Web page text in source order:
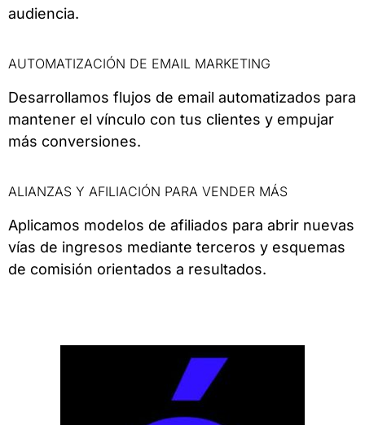
audiencia.
AUTOMATIZACIÓN DE EMAIL MARKETING
Desarrollamos flujos de email automatizados para
mantener el vínculo con tus clientes y empujar
más conversiones.
ALIANZAS Y AFILIACIÓN PARA VENDER MÁS
Aplicamos modelos de afiliados para abrir nuevas
vías de ingresos mediante terceros y esquemas
de comisión orientados a resultados.